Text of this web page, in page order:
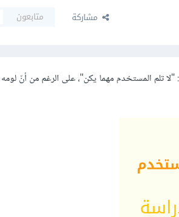
مشاركة متابعون
تلم المستخدم مهما يكن"، على الرغم من أنّ